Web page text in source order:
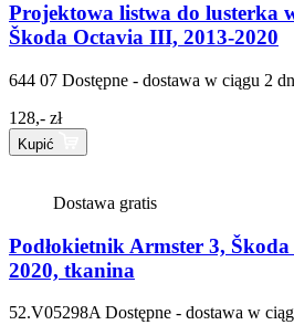
Projektowa listwa do lusterka
Škoda Octavia III, 2013-2020
644 07 Dostępne - dostawa w ciągu 2
128,- zł
Kupić
Dostawa gratis
Podłokietnik Armster 3,
2020, tkanina
52.V05298A Dostępne - dostawa w